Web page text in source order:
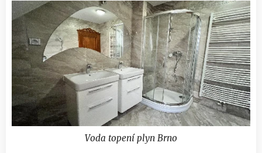
Voda topení plyn Brno